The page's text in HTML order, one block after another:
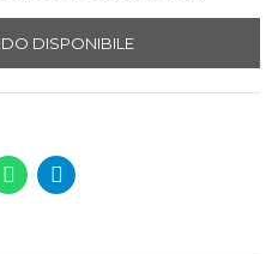
DISPONIBILE